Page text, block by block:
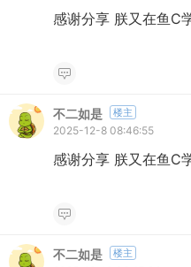
感谢分享 朕又在鱼C
不二如是 楼主
2025-12-8 08:46:55
感谢分享 朕又在鱼C
不二如是 楼主